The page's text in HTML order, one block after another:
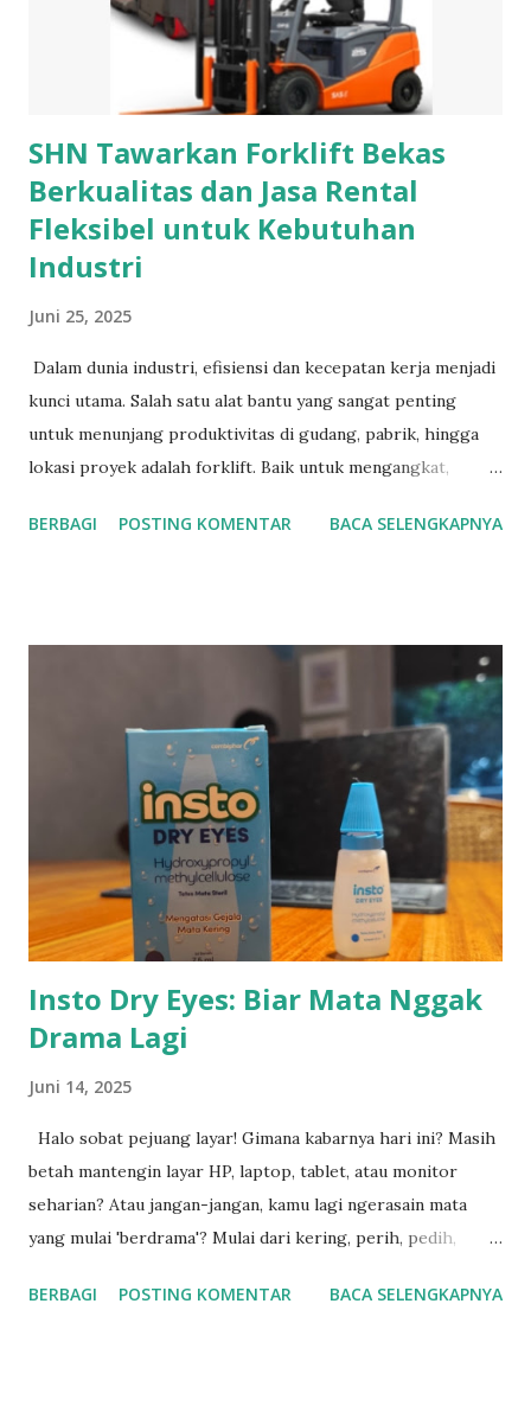
berharga seperti berlian, mutiara, ruby, emerald, garnet dan
safir. Selain sebagai hiasan, kalung juga berfungsi sebagai
simbol dari kekayaan atau status tertentu di Masyarakat....
SHN Tawarkan Forklift Bekas
Berkualitas dan Jasa Rental
Fleksibel untuk Kebutuhan
Industri
Juni 25, 2025
Dalam dunia industri, efisiensi dan kecepatan kerja menjadi
kunci utama. Salah satu alat bantu yang sangat penting
untuk menunjang produktivitas di gudang, pabrik, hingga
lokasi proyek adalah forklift. Baik untuk mengangkat,
menghemat waktu dan tenaga. Menyadari kebutuhan
Tidak semua bisnis membutuhkan forklift baru. Bagi
perusahaan yang ingin menekan anggaran tanpa
mengorbankan kualitas, memilih forklift bekas bisa menjadi
langkah cerdas. SHN menyediakan berbagai unit forklift
second yang masih dalam kondisi prima dan layak
operasional. Setiap unit telah melalui proses inspeksi
menyeluruh oleh teknisi berpengalaman sebelum
ditawarkan kepada pelanggan. Forklift bekas dari SHN
memiliki keunggulan: ● Harga lebih terjangkau dibanding
unit baru ●...
BERBAGI POSTING KOMENTAR BACA SELENGKAPNYA
Insto Dry Eyes: Biar Mata Nggak
Drama Lagi
Juni 14, 2025
Halo sobat pejuang layar! Gimana kabarnya hari ini? Masih
betah mantengin layar HP, laptop, tablet, atau monitor
seharian? Atau jangan-jangan, kamu lagi ngerasain mata
yang mulai 'berdrama'? Mulai dari kering, perih, pedih,
ngeselin banget ya! Kalau kamu lagi ngalamin itu, selamat
BERBAGI POSTING KOMENTAR BACA SELENGKAPNYA